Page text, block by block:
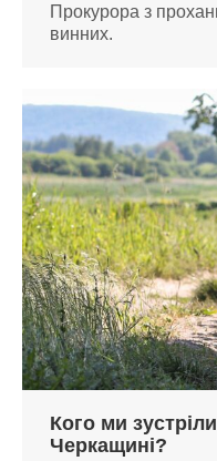
Прокурора з
винних.
Кого ми
Черкащині?